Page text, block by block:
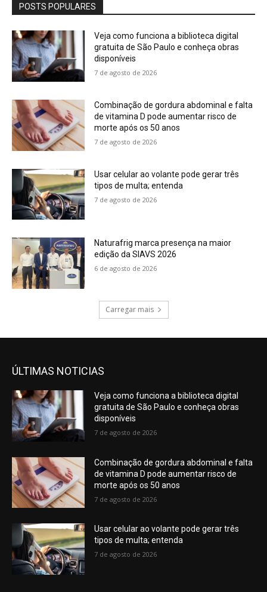
POSTS POPULARES
Veja como funciona a biblioteca digital
gratuita de São Paulo e conheça obras
disponíveis
7 de agosto de 2026
Combinação de gordura abdominal e falta
de vitamina D pode aumentar risco de
morte após os 50 anos
7 de agosto de 2026
Usar celular ao volante pode gerar três
tipos de multa; entenda
7 de agosto de 2026
Naturafrig marca presença na maior
edição da SIAVS 2026
6 de agosto de 2026
Carregar mais
ÚLTIMAS NOTICIAS
Veja como funciona a biblioteca digital
gratuita de São Paulo e conheça obras
disponíveis
7 de agosto de 2026
Combinação de gordura abdominal e falta
de vitamina D pode aumentar risco de
morte após os 50 anos
7 de agosto de 2026
Usar celular ao volante pode gerar três
tipos de multa; entenda
7 de agosto de 2026